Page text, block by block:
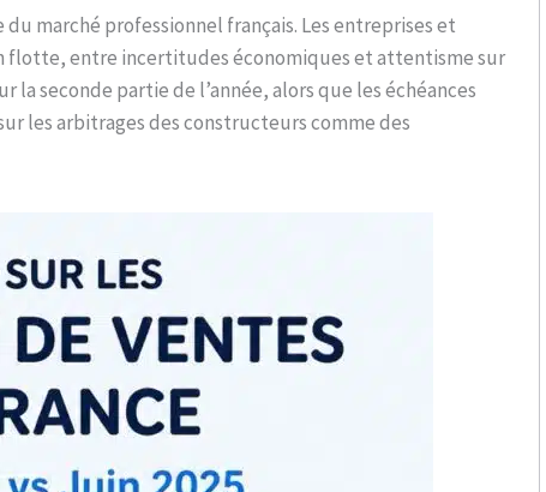
marché professionnel français. Les entreprises et
flotte, entre incertitudes économiques et attentisme sur
seconde partie de l’année, alors que les échéances
les arbitrages des constructeurs comme des